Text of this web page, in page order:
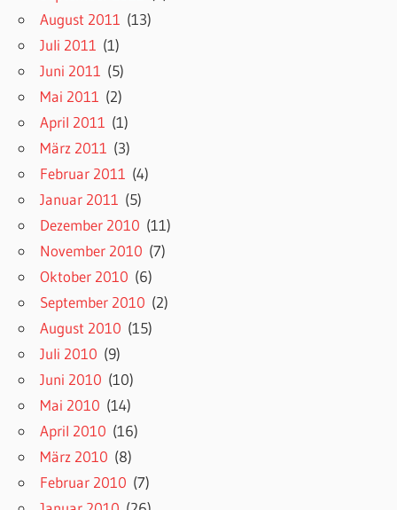
August 2011 (13)
Juli 2011 (1)
Juni 2011 (5)
Mai 2011 (2)
April 2011 (1)
März 2011 (3)
Februar 2011 (4)
Januar 2011 (5)
Dezember 2010 (11)
November 2010 (7)
Oktober 2010 (6)
September 2010 (2)
August 2010 (15)
Juli 2010 (9)
Juni 2010 (10)
Mai 2010 (14)
April 2010 (16)
März 2010 (8)
Februar 2010 (7)